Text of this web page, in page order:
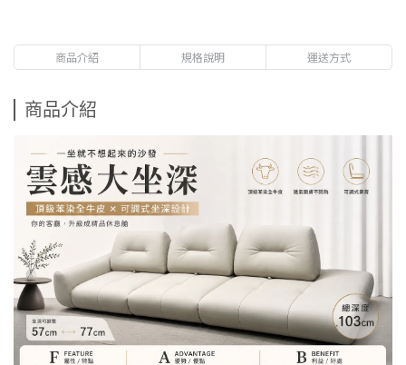
商品介紹 規格說明 運送方式
商品介紹